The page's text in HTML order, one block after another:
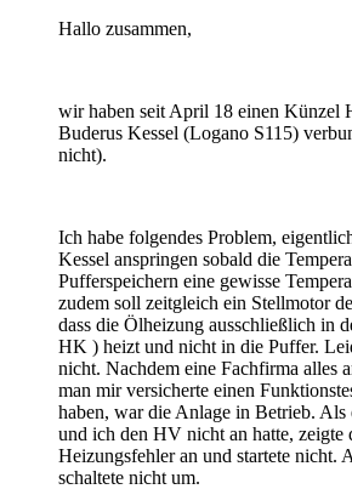
Hallo zusammen,
wir haben seit April 18 einen Künzel
Buderus Kessel (Logano S115)
nicht).
Ich habe folgendes Problem,
Kessel anspringen sobald die
Pufferspeichern eine gewisse
zudem soll zeitgleich ein Stellmotor
dass die Ölheizung ausschließlich in
HK ) heizt und nicht in die Puffer.
nicht. Nachdem eine Fachfirma alles
man mir versicherte einen
haben, war die Anlage in Betrieb.
und ich den HV nicht an hatte, zeigte
Heizungsfehler an und startete nicht.
schaltete nicht um.